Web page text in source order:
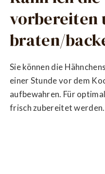
vorbereiten
braten/
Sie können die
einer Stunde vor dem
aufbewahren. Für
frisch zubereitet werden.